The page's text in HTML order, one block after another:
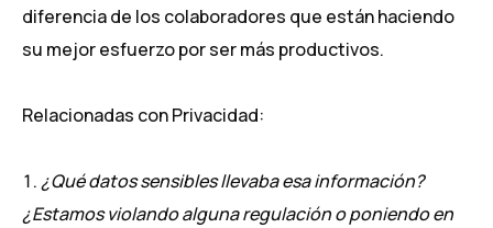
diferencia de los colaboradores que están haciendo
su mejor esfuerzo por ser más productivos.
Relacionadas con Privacidad:
¿Qué datos sensibles llevaba esa información?
¿Estamos violando alguna regulación o poniendo en